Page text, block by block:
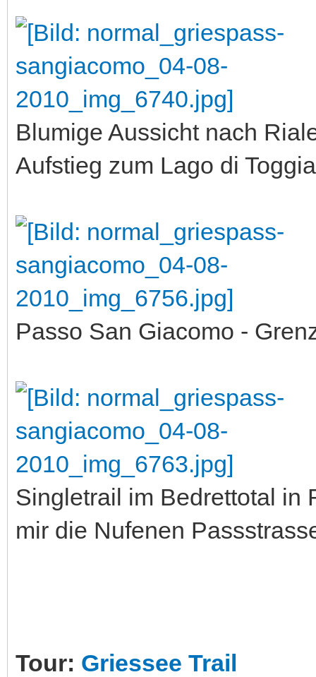
Blumige Aussicht nach
Aufstieg zum Lago di Toggia
Passo San Giacomo -
Singletrail im Bedrettotal in
mir die Nufenen
Tour: Griessee Trail